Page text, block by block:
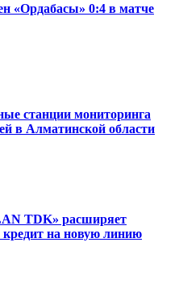
«Ордабасы» 0:4 в матче
станции мониторинга
в Алматинской области
TDK» расширяет
кредит на новую линию